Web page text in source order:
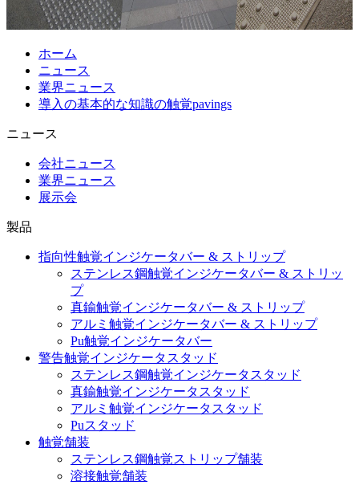
ホーム
ニュース
業界ニュース
導入の基本的な知識の触覚pavings
ニュース
会社ニュース
業界ニュース
展示会
製品
指向性触覚インジケータバー & ストリップ
ステンレス鋼触覚インジケータバー & ストリッ
プ
真鍮触覚インジケータバー & ストリップ
アルミ触覚インジケータバー & ストリップ
Pu触覚インジケータバー
警告触覚インジケータスタッド
ステンレス鋼触覚インジケータスタッド
真鍮触覚インジケータスタッド
アルミ触覚インジケータスタッド
Puスタッド
触覚舗装
ステンレス鋼触覚ストリップ舗装
溶接触覚舗装